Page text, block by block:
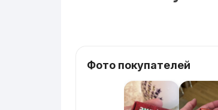
Фото покупателей